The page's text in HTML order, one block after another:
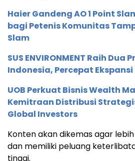
Haier Gandeng AO 1 Point
bagi Petenis Komunitas
Slam
SUS ENVIRONMENT Raih Dua
Indonesia, Percepat
UOB Perkuat Bisnis Wealth
Kemitraan Distribusi
Global Investors
Konten akan dikemas agar
dan memiliki peluang
tinggi.